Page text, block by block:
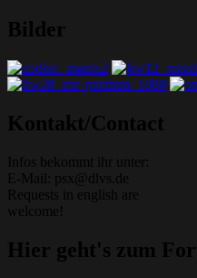
Bilder
Kontakt/Contact
Infos bekommt ihr unter:
E-Mail: psx@dlvs.de
Requests in english are
welcome!
Hier geht's zum